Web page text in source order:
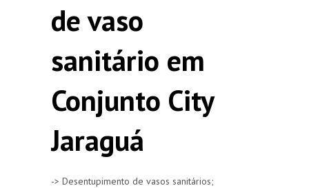
de vaso
sanitário em
Conjunto City
Jaraguá
-> Desentupimento de vasos sanitários;